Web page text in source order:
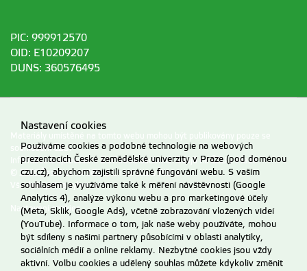
PIC: 999912570
OID: E10209207
DUNS: 360576495
souhlasem ČZU.
Informace o zpracování a ochraně osobních údajů na ČZU v Praze.
© 2026 Česká zemědělská univerzita v Praze
Všechna práva vyhrazena
Nastavení cookies
Nastavení cookies
Používáme cookies a podobné technologie na webových
prezentacích České zemědělské univerzity v Praze (pod doménou
czu.cz), abychom zajistili správné fungování webu. S vaším
souhlasem je využíváme také k měření návštěvnosti (Google
Analytics 4), analýze výkonu webu a pro marketingové účely
(Meta, Sklik, Google Ads), včetně zobrazování vložených videí
(YouTube). Informace o tom, jak naše weby používáte, mohou
být sdíleny s našimi partnery působícími v oblasti analytiky,
sociálních médií a online reklamy. Nezbytné cookies jsou vždy
aktivní. Volbu cookies a udělený souhlas můžete kdykoliv změnit